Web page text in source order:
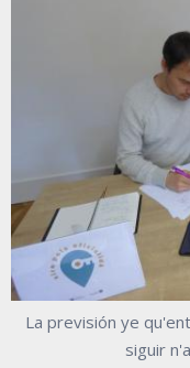
La previsión ye
siguir